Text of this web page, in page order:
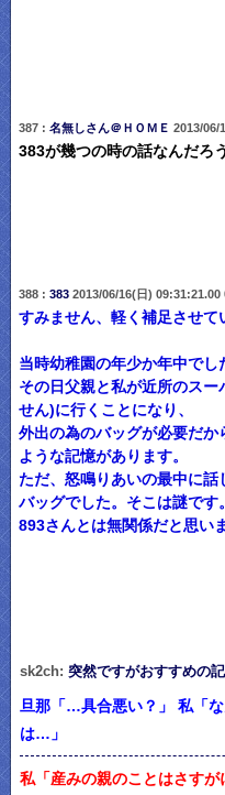
387 : 名無しさん＠ＨＯＭＥ 2013/06/
383が幾つの時の話なんだろ
388 : 3832013/06/16(日) 09:31:21.00
すみません、軽く補足させて
当時幼稚園の年少か年中でし
その日父親と私が近所のス
せん)に行くことになり、
外出の為のバッグが必要だ
ような記憶があります。
ただ、怒鳴りあいの最中に
バッグでした。そこは謎です。
893さんとは無関係だと思い
sk2ch: 突然ですがおすすめの
旦那「…具合悪い？」 私「
は…」
私「産みの親のことはさす